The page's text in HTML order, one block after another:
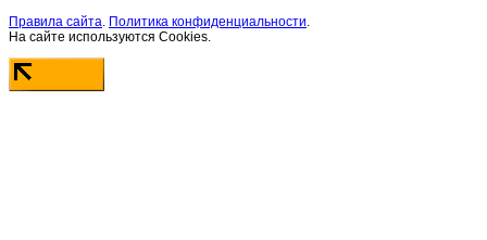
Правила сайта Политика конфиденциальности
На сайте используются Cookies.